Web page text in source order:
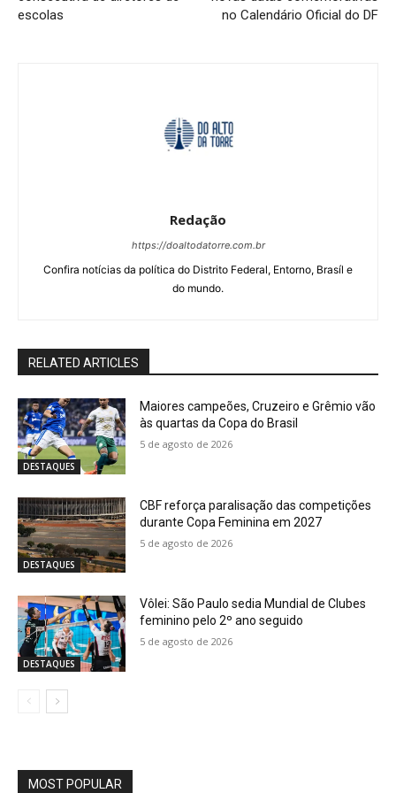
escolas
no Calendário Oficial do DF
Redação
https://doaltodatorre.com.br
Confira notícias da política do Distrito Federal, Entorno, Brasíl e
do mundo.
RELATED ARTICLES
DESTAQUES
Maiores campeões, Cruzeiro e Grêmio vão
às quartas da Copa do Brasil
5 de agosto de 2026
DESTAQUES
CBF reforça paralisação das competições
durante Copa Feminina em 2027
5 de agosto de 2026
DESTAQUES
Vôlei: São Paulo sedia Mundial de Clubes
feminino pelo 2º ano seguido
5 de agosto de 2026
MOST POPULAR